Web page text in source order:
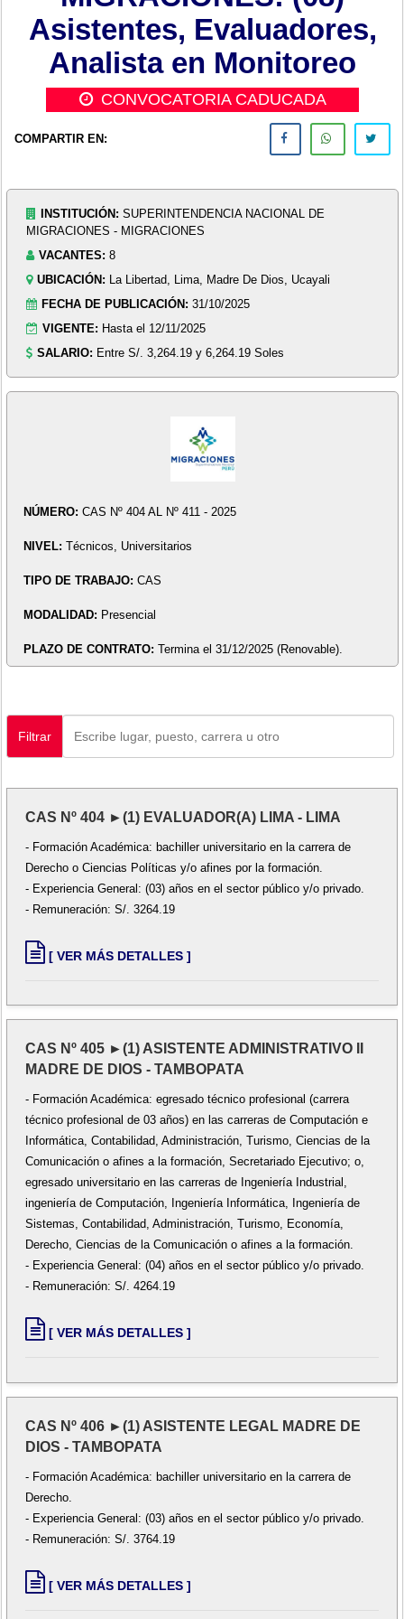
Asistentes, Evaluadores,
Analista en Monitoreo
CONVOCATORIA CADUCADA
COMPARTIR EN:
INSTITUCIÓN: SUPERINTENDENCIA NACIONAL DE
MIGRACIONES - MIGRACIONES
VACANTES: 8
UBICACIÓN: La Libertad, Lima, Madre De Dios, Ucayali
FECHA DE PUBLICACIÓN: 31/10/2025
VIGENTE: Hasta el 12/11/2025
SALARIO: Entre S/. 3,264.19 y 6,264.19 Soles
NÚMERO: CAS Nº 404 AL Nº 411 - 2025
NIVEL: Técnicos, Universitarios
TIPO DE TRABAJO: CAS
MODALIDAD: Presencial
PLAZO DE CONTRATO: Termina el 31/12/2025 (Renovable).
Filtrar
CAS Nº 404 ►(1) EVALUADOR(A) LIMA - LIMA
- Formación Académica: bachiller universitario en la carrera de
Derecho o Ciencias Políticas y/o afines por la formación.
- Experiencia General: (03) años en el sector público y/o privado.
- Remuneración: S/. 3264.19
[ VER MÁS DETALLES ]
CAS Nº 405 ►(1) ASISTENTE ADMINISTRATIVO II
MADRE DE DIOS - TAMBOPATA
- Formación Académica: egresado técnico profesional (carrera
técnico profesional de 03 años) en las carreras de Computación e
Informática, Contabilidad, Administración, Turismo, Ciencias de la
Comunicación o afines a la formación, Secretariado Ejecutivo; o,
egresado universitario en las carreras de Ingeniería Industrial,
ingeniería de Computación, Ingeniería Informática, Ingeniería de
Sistemas, Contabilidad, Administración, Turismo, Economía,
Derecho, Ciencias de la Comunicación o afines a la formación.
- Experiencia General: (04) años en el sector público y/o privado.
- Remuneración: S/. 4264.19
[ VER MÁS DETALLES ]
CAS Nº 406 ►(1) ASISTENTE LEGAL MADRE DE
DIOS - TAMBOPATA
- Formación Académica: bachiller universitario en la carrera de
Derecho.
- Experiencia General: (03) años en el sector público y/o privado.
- Remuneración: S/. 3764.19
[ VER MÁS DETALLES ]